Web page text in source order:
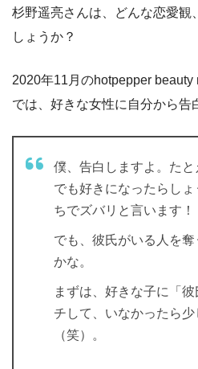
杉野遥亮さんは、どんな恋愛観
しょうか？
2020年11月のhotpepper
では、好きな女性に自分から告
僕、告白しますよ。た
でも好きになったらし
ちでズバリと言います！
でも、彼氏がいる人を
かな。
まずは、好きな子に「
チして、いなかったら
（笑）。